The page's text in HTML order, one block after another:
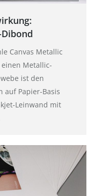
Canvas Metallic
Metallic-
ist den
auf Papier-Basis
Leinwand mit